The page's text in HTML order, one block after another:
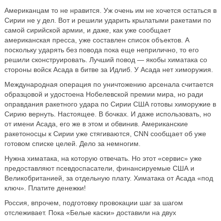
Американцам то не нравится. Уж очень им не хочется остаться в
Сирии не у дел. Вот и решили ударить крылатыми ракетами по
самой сирийской армии, и даже, как уже сообщает
американская пресса, уже составлен список объектов. А
поскольку ударять без повода пока еще неприлично, то его
решили сконструировать. Лучший повод — якобы химатака со
стороны войск Асада в битве за Идлиб. У Асада нет химоружия.
Международная операция по уничтожению арсенала считается
образцовой и удостоена Нобелевской премии мира, но ради
оправдания ракетного удара по Сирии США готовы химоружие в
Сирию вернуть. Настоящее. В бочках. И даже использовать, но
от имени Асада, его же в этом и обвинив. Американские
ракетоносцы к Сирии уже стягиваются, СNN сообщает об уже
готовом списке целей. Дело за немногим.
Нужна химатака, на которую отвечать. Но этот «сервис» уже
предоставляют псевдоспасатели, финансируемые США и
Великобританией, за отдельную плату. Химатака от Асада «под
ключ». Платите денежки!
Россия, впрочем, подготовку провокации шаг за шагом
отслеживает. Пока «Белые каски» доставили на двух